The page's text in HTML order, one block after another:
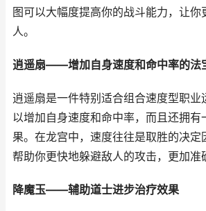
图可以大幅度提高你的战斗能力，让你
人。
逍遥扇——增加自身速度和命中率的法
逍遥扇是一件特别适合组合速度型职业
以增加自身速度和命中率，而且还拥有
果。在龙宫中，速度往往是取胜的决定
帮助你更快地躲避敌人的攻击，更加准
降魔玉——辅助道士进步治疗效果